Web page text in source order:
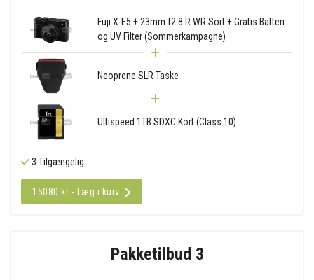
Fuji X-E5 + 23mm f2.8 R WR Sort + Gratis Batteri
og UV Filter (Sommerkampagne)
Neoprene SLR Taske
Ultispeed 1TB SDXC Kort (Class 10)
3 Tilgængelig
15080 kr - Læg i kurv
Pakketilbud 3